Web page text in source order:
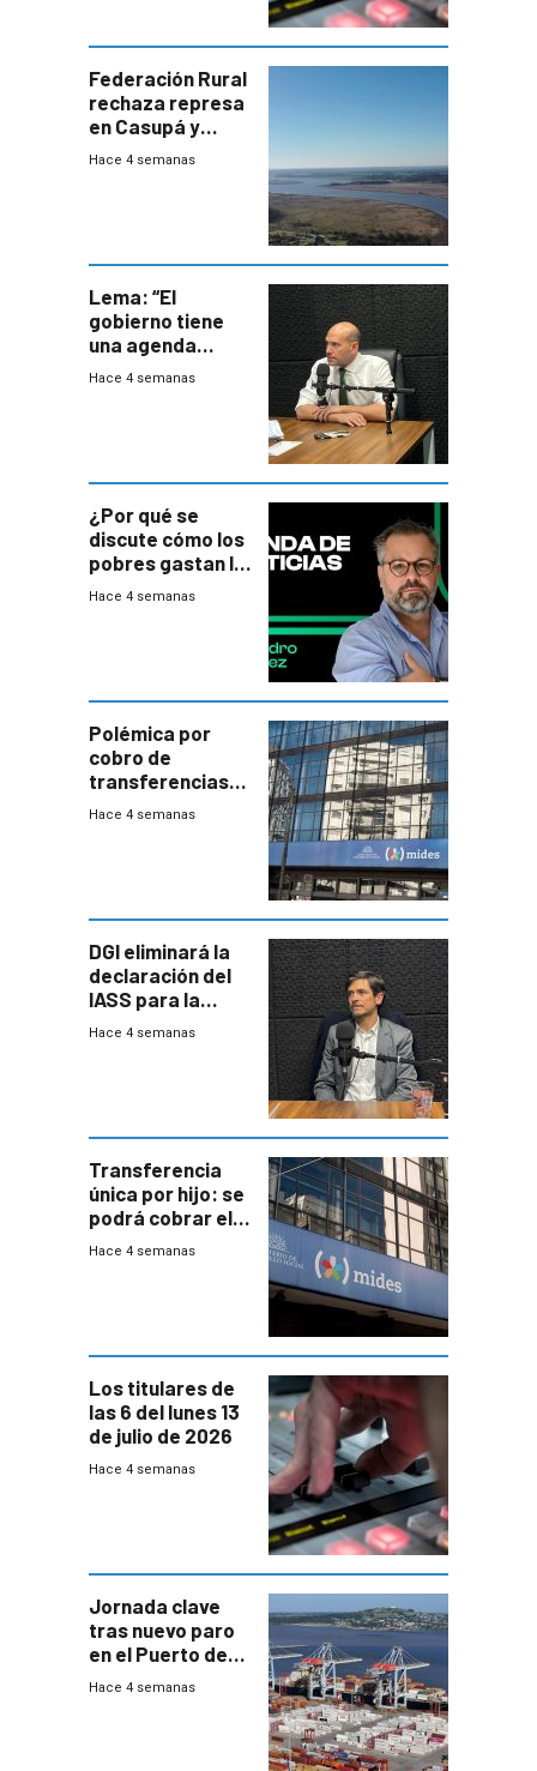
Federación Rural
rechaza represa
en Casupá y
firma demanda
Hace 4 semanas
Lema: “El
gobierno tiene
una agenda
destructiva”
Hace 4 semanas
¿Por qué se
discute cómo los
pobres gastan la
plata?
Hace 4 semanas
Polémica por
cobro de
transferencias
del Mides en
Hace 4 semanas
DGI eliminará la
declaración del
IASS para la
mayoría de los
Hace 4 semanas
Transferencia
única por hijo: se
podrá cobrar el
100% en efectivo
Hace 4 semanas
Los titulares de
las 6 del lunes 13
de julio de 2026
Hace 4 semanas
Jornada clave
tras nuevo paro
en el Puerto de
Montevideo
Hace 4 semanas